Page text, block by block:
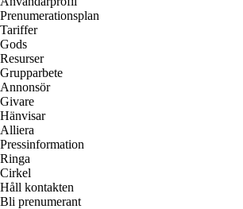
Prenumerationsplan
Tariffer
Gods
Resurser
Grupparbete
Annonsör
Givare
Hänvisar
Alliera
Pressinformation
Ringa
Cirkel
Håll kontakten
Bli prenumerant